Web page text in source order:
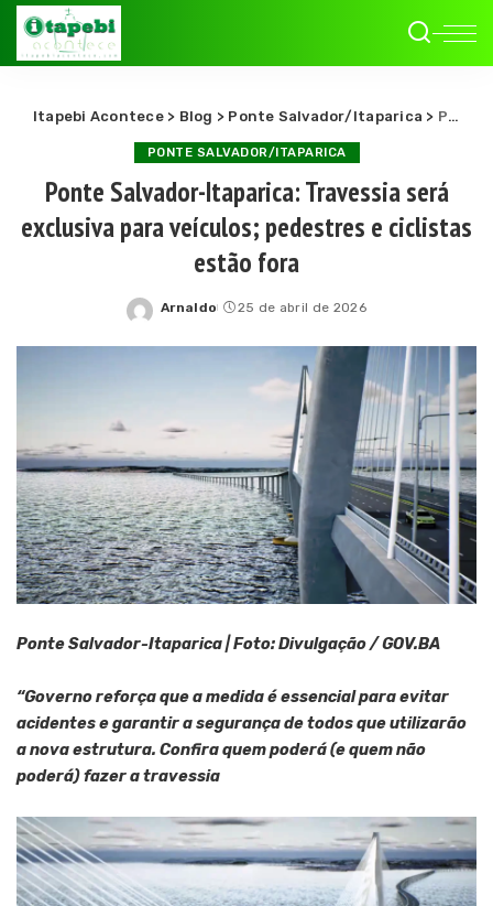
Itapebi Acontece> Blog > Ponte Salvador/Itaparica > Ponte Salvador-Itaparica: Travessia será exclusiva para veículos; pedestres e ciclistas estão fora
PONTE SALVADOR/ITAPARICA
Ponte Salvador-Itaparica: Travessia será
exclusiva para veículos; pedestres e ciclistas
estão fora
Posted
Arnaldo 25 de abril de 2026
Ponte Salvador-Itaparica | Foto: Divulgação / GOV.BA
“Governo reforça que a medida é essencial para evitar
acidentes e garantir a segurança de todos que utilizarão
a nova estrutura. Confira quem poderá (e quem não
poderá) fazer a travessia